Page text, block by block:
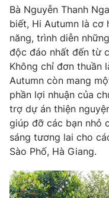
® Cấm sao chép dưới
thuận bằng văn bản. Ghi
Bà Nguyễn Thanh
biết, Hi Autumn là cơ
năng, trình diễn
độc đáo nhất đến từ
Không chỉ đơn thuần
Autumn còn mang
phần lợi nhuận của
trợ dự án thiện
giúp đỡ các bạn nhỏ
sáng tương lai cho
Sào Phố, Hà Giang.